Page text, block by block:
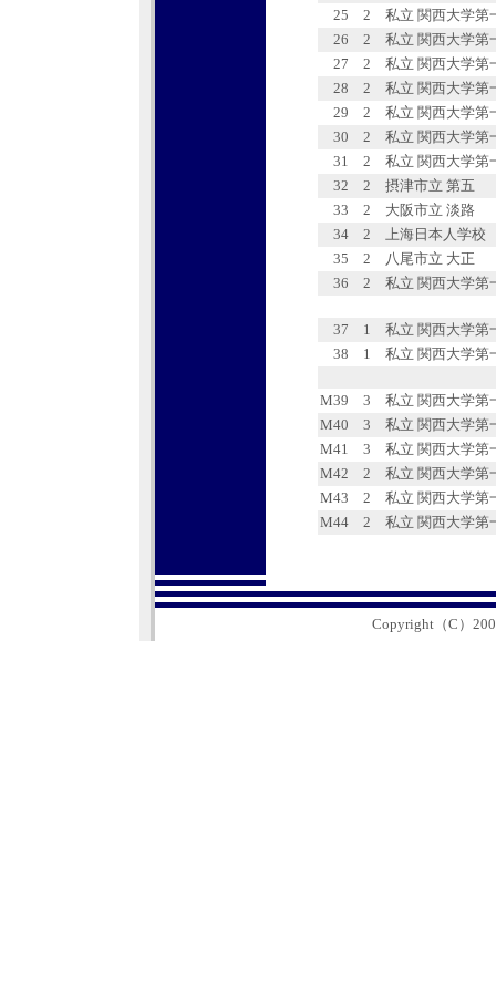
25
2
私立 関西大学第
26
2
私立 関西大学第
27
2
私立 関西大学第
28
2
私立 関西大学第
29
2
私立 関西大学第
30
2
私立 関西大学第
31
2
私立 関西大学第
32
2
摂津市立 第五
33
2
大阪市立 淡路
34
2
上海日本人学校
35
2
八尾市立 大正
36
2 私立 関西大学第
37 1
私立 関西大学第
38
1 私立 関西大学第
M39 3
私立 関西大学第
M40
3
私立 関西大学第
M41
3
私立 関西大学第
M42
2
私立 関西大学第
M43
2
私立 関西大学第
M44
2 私立 関西大学第
Copyright（C）